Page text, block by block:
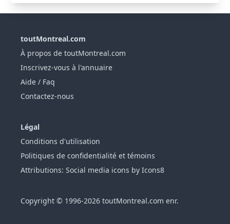
toutMontreal.com
À propos de toutMontreal.com
Inscrivez-vous à l'annuaire
Aide / Faq
Contactez-nous
Légal
Conditions d'utilisation
Politiques de confidentialité et témoins
Attributions: Social media icons by Icons8
Copyright © 1996-2026 toutMontreal.com enr.